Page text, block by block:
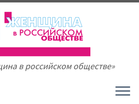
в российском обществе»